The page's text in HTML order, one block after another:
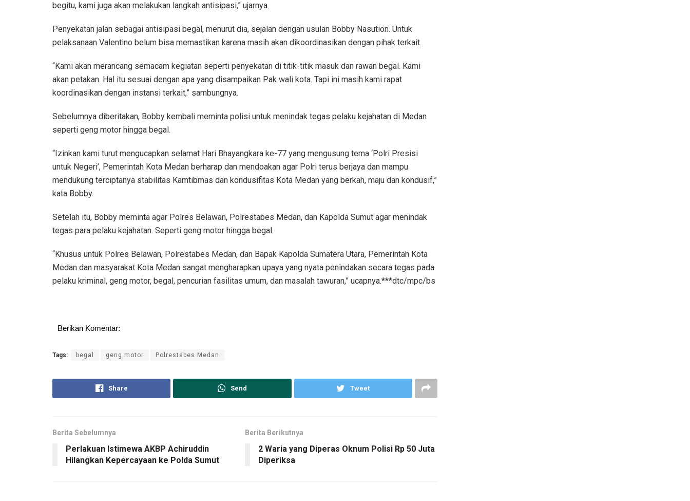
begitu, kami juga akan melakukan langkah antisipasi,” ujarnya.
Penyekatan jalan sebagai antisipasi begal, menurut dia, sejalan dengan usulan Bobby Nasution. Untuk
pelaksanaan Valentino belum bisa memastikan karena masih akan dikoordinasikan dengan pihak terkait.
“Kami akan merancang semacam kegiatan seperti penyekatan di titik-titik masuk dan rawan begal. Kami
akan petakan. Hal itu sesuai dengan apa yang disampaikan Pak wali kota. Tapi ini masih kami rapat
koordinasikan dengan instansi terkait,” sambungnya.
Sebelumnya diberitakan, Bobby kembali meminta polisi untuk menindak tegas pelaku kejahatan di Medan
seperti geng motor hingga begal.
“Izinkan kami turut mengucapkan selamat Hari Bhayangkara ke-77 yang mengusung tema ‘Polri Presisi
untuk Negeri’, Pemerintah Kota Medan berharap dan mendoakan agar Polri terus berjaya dan mampu
mendukung terciptanya stabilitas Kamtibmas dan kondusifitas Kota Medan yang berkah, maju dan kondusif,”
kata Bobby.
Setelah itu, Bobby meminta agar Polres Belawan, Polrestabes Medan, dan Kapolda Sumut agar menindak
tegas para pelaku kejahatan. Seperti geng motor hingga begal.
“Khusus untuk Polres Belawan, Polrestabes Medan, dan Bapak Kapolda Sumatera Utara, Pemerintah Kota
Medan dan masyarakat Kota Medan sangat mengharapkan upaya yang nyata penindakan secara tegas pada
pelaku kriminal, geng motor, begal, pencurian fasilitas umum, dan masalah tawuran,” ucapnya.***dtc/mpc/bs
Berikan Komentar:
Tags: begal geng motor Polrestabes Medan
Share Send Tweet
Berita Sebelumnya
Perlakuan Istimewa AKBP Achiruddin
Hilangkan Kepercayaan ke Polda Sumut
Berita Berikutnya
2 Waria yang Diperas Oknum Polisi Rp 50 Juta
Diperiksa